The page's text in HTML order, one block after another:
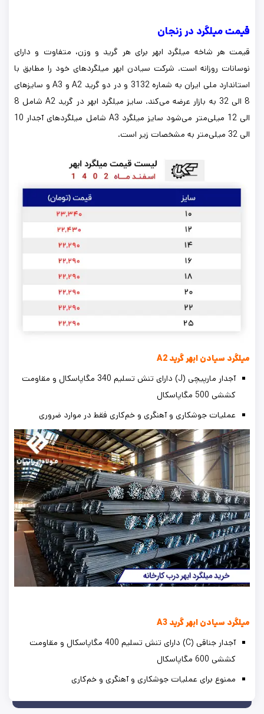
قیمت میلگرد در زنجان
قیمت هر شاخه میلگرد ابهر برای هر گرید و وزن، متفاوت و دارای
نوسانات روزانه است. شرکت سیادن ابهر میلگردهای خود را مطابق با
استاندارد ملی ایران به شماره 3132 و در دو گرید A2 و A3 و سایزهای
8 الی 32 به بازار عرضه می‌کند. سایز میلگرد ابهر در گرید A2 شامل 8
الی 12 میلی‌متر می‌شود سایز میلگرد A3 شامل میلگردهای آجدار 10
الی 32 میلی‌متر به مشخصات زیر است.
میلگرد سیادن ابهر گرید A2
آجدار مارپیچی (J) دارای تنش تسلیم 340 مگاپاسکال و مقاومت
کششی 500 مگاپاسکال
عملیات جوشکاری و آهنگری و خم‌کاری فقط در موارد ضروری
میلگرد سیادن ابهر گرید A3
آجدار جناقی (C) دارای تنش تسلیم 400 مگاپاسکال و مقاومت
کششی 600 مگاپاسکال
ممنوع برای عملیات جوشکاری و آهنگری و خم‌کاری